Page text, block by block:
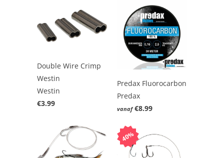
Double Wire Crimp
Westin
Westin
€3.99
Predax Fluorocarbon
Predax
vanaf €8.99
40%